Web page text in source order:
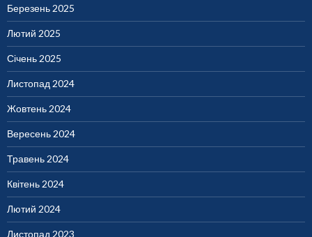
Березень 2025
Лютий 2025
Січень 2025
Листопад 2024
Жовтень 2024
Вересень 2024
Травень 2024
Квітень 2024
Лютий 2024
Листопад 2023